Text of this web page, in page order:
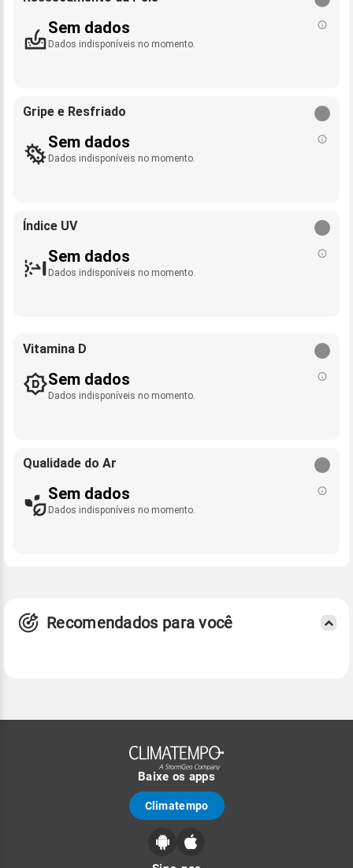
Sem dados
Dados indisponíveis no momento.
Gripe e Resfriado
Sem dados
Dados indisponíveis no momento.
Índice UV
Sem dados
Dados indisponíveis no momento.
Vitamina D
Sem dados
Dados indisponíveis no momento.
Qualidade do Ar
Sem dados
Dados indisponíveis no momento.
Recomendados para você
Baixe os apps
Climatempo